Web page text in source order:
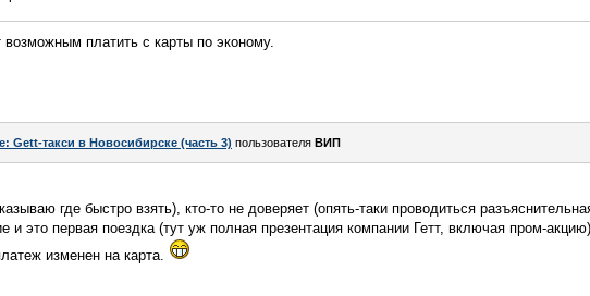
платить с карты по эконому.
Gett-такси в Новосибирске (часть 3) пользователя ВИП
где быстро взять), кто-то не доверяет (опять-таки проводиться
и это первая поездка (тут уж полная презентация компании Гетт, включая пром-
изменен на карта.